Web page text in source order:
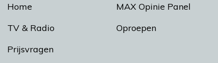
Home
TV & Radio
Prijsvragen
MAX Opinie Panel
Oproepen